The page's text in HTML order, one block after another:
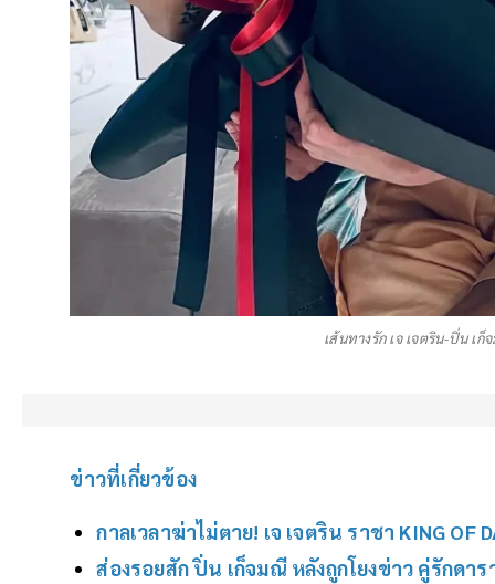
เส้นทางรัก เจ เจตริน-ปิ่น เ
ข่าวที่เกี่ยวข้อง
กาลเวลาฆ่าไม่ตาย! เจ เจตริน ราชา KING OF
ส่องรอยสัก ปิ่น เก็จมณี หลังถูกโยงข่าว คู่รักดาร